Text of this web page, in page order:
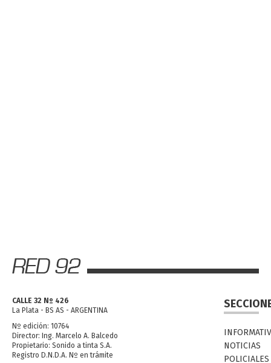
CALLE 32 Nº 426
La Plata - BS AS - ARGENTINA
Nº edición: 10764
Director: Ing. Marcelo A. Balcedo
Propietario: Sonido a tinta S.A.
Registro D.N.D.A. Nº en trámite
NOTICIAS
POLICIALES